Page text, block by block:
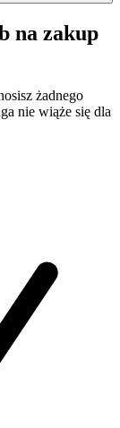
na zakup
żadnego
nie wiąże się dla